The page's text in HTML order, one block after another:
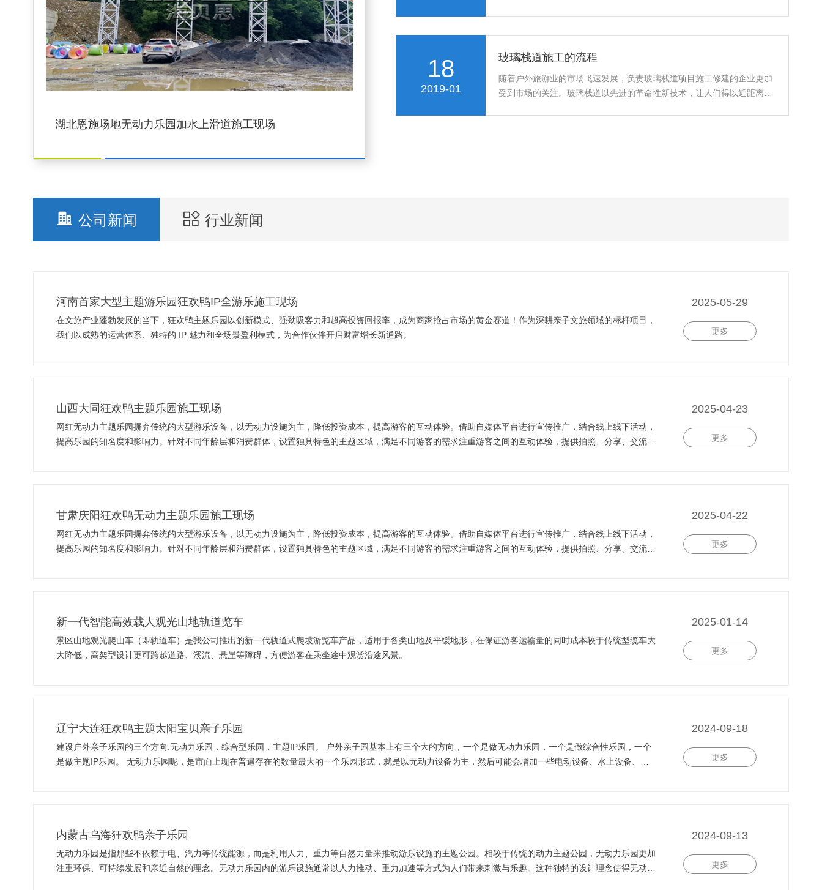
湖北恩施场地无动力乐园加水上滑道施工现场
18
2019-01
玻璃栈道施工的流程
随着户外旅游业的市场飞速发展，负责玻璃栈道项目施工修建的企业更加
受到市场的关注。玻璃栈道以先进的革命性新技术，让人们得以近距离体
公司新闻 行业新闻
河南首家大型主题游乐园狂欢鸭IP全游乐施工现场
在文旅产业蓬勃发展的当下，狂欢鸭主题乐园以创新模式、强劲吸客力和超高投资回报率，成为商家抢占市场的黄金赛道！作为深耕亲子文旅领域的标杆项目，
我们以成熟的运营体系、独特的 IP 魅力和全场景盈利模式，为合作伙伴开启财富增长新通路。
2025-05-29
更多
山西大同狂欢鸭主题乐园施工现场
网红无动力主题乐园摒弃传统的大型游乐设备，以无动力设施为主，降低投资成本，提高游客的互动体验。借助自媒体平台进行宣传推广，结合线上线下活动，
提高乐园的知名度和影响力。针对不同年龄层和消费群体，设置独具特色的主题区域，满足不同游客的需求注重游客之间的互动体验，提供拍照、分享、交流的
2025-04-23
更多
甘肃庆阳狂欢鸭无动力主题乐园施工现场
网红无动力主题乐园摒弃传统的大型游乐设备，以无动力设施为主，降低投资成本，提高游客的互动体验。借助自媒体平台进行宣传推广，结合线上线下活动，
提高乐园的知名度和影响力。针对不同年龄层和消费群体，设置独具特色的主题区域，满足不同游客的需求注重游客之间的互动体验，提供拍照、分享、交流的
2025-04-22
更多
新一代智能高效载人观光山地轨道览车
景区山地观光爬山车（即轨道车）是我公司推出的新一代轨道式爬坡游览车产品，适用于各类山地及平缓地形，在保证游客运输量的同时成本较于传统型缆车大
大降低，高架型设计更可跨越道路、溪流、悬崖等障碍，方便游客在乘坐途中观赏沿途风景。
2025-01-14
更多
辽宁大连狂欢鸭主题太阳宝贝亲子乐园
建设户外亲子乐园的三个方向:无动力乐园，综合型乐园，主题IP乐园。 户外亲子园基本上有三个大的方向，一个是做无动力乐园，一个是做综合性乐园，一个
是做主题IP乐园。 无动力乐园呢，是市面上现在普遍存在的数量最大的一个乐园形式，就是以无动力设备为主，然后可能会增加一些电动设备、水上设备、萌
2024-09-18
更多
内蒙古乌海狂欢鸭亲子乐园
无动力乐园是指那些不依赖于电、汽力等传统能源，而是利用人力、重力等自然力量来推动游乐设施的主题公园。相较于传统的动力主题公园，无动力乐园更加
注重环保、可持续发展和亲近自然的理念。无动力乐园内的游乐设施通常以人力推动、重力加速等方式为人们带来刺激与乐趣。这种独特的设计理念使得无动力
2024-09-13
更多